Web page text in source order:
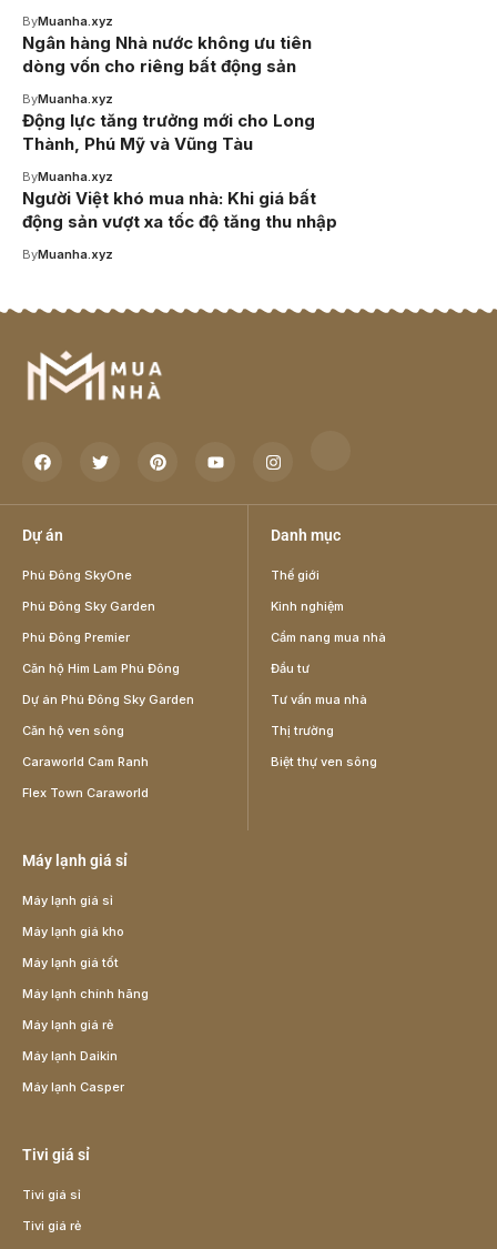
ByMuanha.xyz
Ngân hàng Nhà nước không ưu tiên
dòng vốn cho riêng bất động sản
ByMuanha.xyz
Động lực tăng trưởng mới cho Long
Thành, Phú Mỹ và Vũng Tàu
ByMuanha.xyz
Người Việt khó mua nhà: Khi giá bất
động sản vượt xa tốc độ tăng thu nhập
ByMuanha.xyz
Dự án
Phú Đông SkyOne
Phú Đông Sky Garden
Phú Đông Premier
Căn hộ Him Lam Phú Đông
Dự án Phú Đông Sky Garden
Căn hộ ven sông
Caraworld Cam Ranh
Flex Town Caraworld
Danh mục
Thế giới
Kinh nghiệm
Cẩm nang mua nhà
Đầu tư
Tư vấn mua nhà
Thị trường
Biệt thự ven sông
Máy lạnh giá sỉ
Máy lạnh giá sỉ
Máy lạnh giá kho
Máy lạnh giá tốt
Máy lạnh chính hãng
Máy lạnh giá rẻ
Máy lạnh Daikin
Máy lạnh Casper
Tivi giá sỉ
Tivi giá sỉ
Tivi giá rẻ